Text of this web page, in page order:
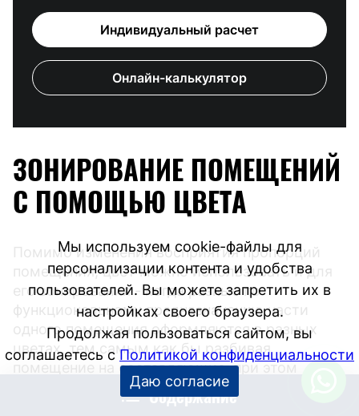
Индивидуальный расчет
Онлайн-калькулятор
ЗОНИРОВАНИЕ ПОМЕЩЕНИЙ
С ПОМОЩЬЮ ЦВЕТА
Помимо изменения восприятия пропорций
помещения, цвет можно использовать и для
его зонирования - когда разные по
функциональному предназначению части
одного помещения оформляются в разных
цветах, тем самым как бы разбивая
помещение на составляющие, при этом
сохраняя единство и размер общего
Содержание
Мы используем cookie-файлы для
персонализации контента и удобства
пользователей. Вы можете запретить их в
настройках своего браузера.
Продолжая пользоваться сайтом, вы
соглашаетесь сПолитикой конфиденциальности
Даю согласие